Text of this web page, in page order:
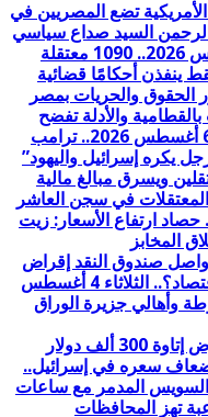
تضع المصريين في
السيد صداع سياسي
جديد للسيسي .. الجمعة 7 أغسطس 2026.. 1090 معتقلة
العاشر من رمضان و47 فقط ينفذن أحكامًا قضائية
والحريات بمصر
بالقطامية والأدلة تفضح
مزاعم داخلية النظام .. الخميس 6 أغسطس 2026.. ترامب
يكره إسرائيل واليهود”
ويسرق مبالغ مالية
في سجن العاشر
الأربعاء 5 أغسطس 2026.. حصاد ارتفاع الأسعار: زيت
المخابز
صندوق النقد إقراض
الحكومة رغم تراجع مؤشرات الاقتصاد؟.. الثلاثاء 4 أغسطس
وأهالي جزيرة الوراق
“تجارة بالدم والألم”العرجاني يفرض إتاوة 300 ألف دولار
سعره في إسرائيل..
2026.. زلزال السويس المدمر مع ساعات